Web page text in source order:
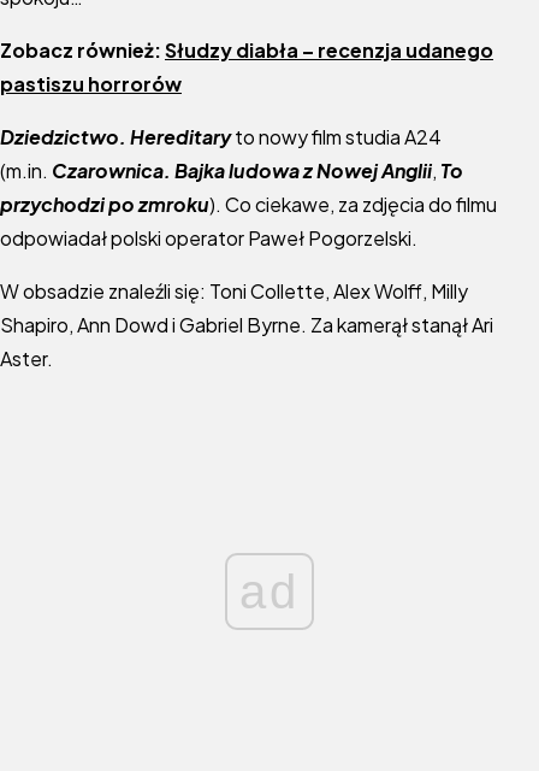
Zobacz również:Słudzy diabła – recenzja udanego
pastiszu horrorów
Dziedzictwo. Hereditaryto nowy film studia A24
(m.in. Czarownica. Bajka ludowa z Nowej Anglii, To
przychodzi po zmroku). Co ciekawe, za zdjęcia do filmu
odpowiadał polski operator Paweł Pogorzelski.
W obsadzie znaleźli się: Toni Collette, Alex Wolff, Milly
Shapiro, Ann Dowd i Gabriel Byrne. Za kamerął stanął Ari
Aster.
ad